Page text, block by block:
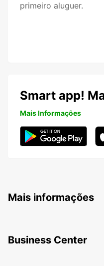
primeiro aluguer.
Smart app!
Mais Informações
Mais informações
Business Center